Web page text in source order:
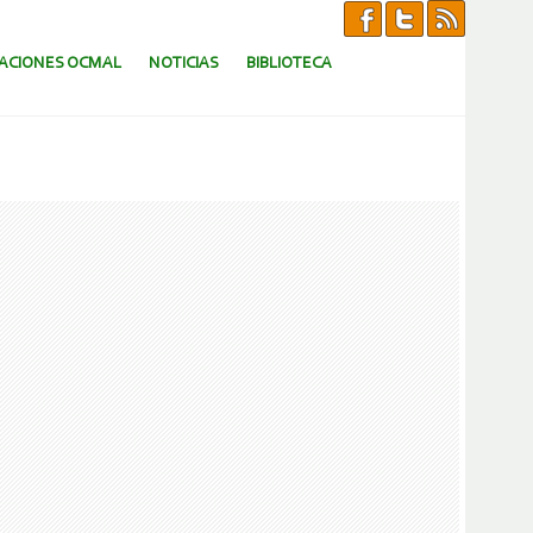
OCMAL NOTICIAS BIBLIOTECA